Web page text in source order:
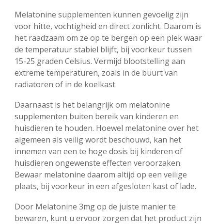
Melatonine supplementen kunnen gevoelig zijn
voor hitte, vochtigheid en direct zonlicht. Daarom is
het raadzaam om ze op te bergen op een plek waar
de temperatuur stabiel blijft, bij voorkeur tussen
15-25 graden Celsius. Vermijd blootstelling aan
extreme temperaturen, zoals in de buurt van
radiatoren of in de koelkast.
Daarnaast is het belangrijk om melatonine
supplementen buiten bereik van kinderen en
huisdieren te houden. Hoewel melatonine over het
algemeen als veilig wordt beschouwd, kan het
innemen van een te hoge dosis bij kinderen of
huisdieren ongewenste effecten veroorzaken.
Bewaar melatonine daarom altijd op een veilige
plaats, bij voorkeur in een afgesloten kast of lade.
Door Melatonine 3mg op de juiste manier te
bewaren, kunt u ervoor zorgen dat het product zijn